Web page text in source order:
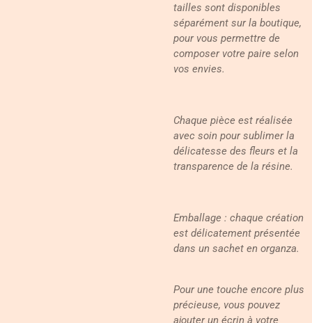
tailles sont disponibles
séparément sur la boutique,
pour vous permettre de
composer votre paire selon
vos envies.
Chaque pièce est réalisée
avec soin pour sublimer la
délicatesse des fleurs et la
transparence de la résine.
Emballage : chaque création
est délicatement présentée
dans un sachet en organza.
Pour une touche encore plus
précieuse, vous pouvez
ajouter un écrin à votre